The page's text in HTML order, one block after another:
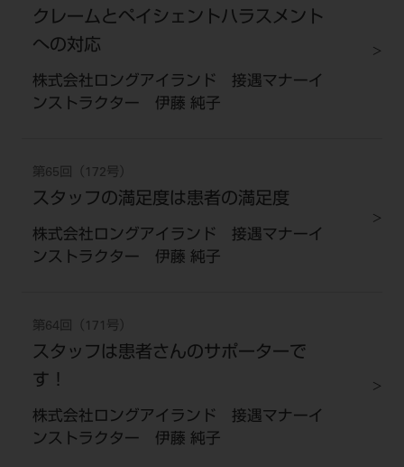
クレームとペイシェントハラスメント
への対応
株式会社ロングアイランド 接遇マナーイ
ンストラクター 伊藤 純子
第65回（172号）
スタッフの満足度は患者の満足度
株式会社ロングアイランド 接遇マナーイ
ンストラクター 伊藤 純子
第64回（171号）
スタッフは患者さんのサポーターで
す！
株式会社ロングアイランド 接遇マナーイ
ンストラクター 伊藤 純子